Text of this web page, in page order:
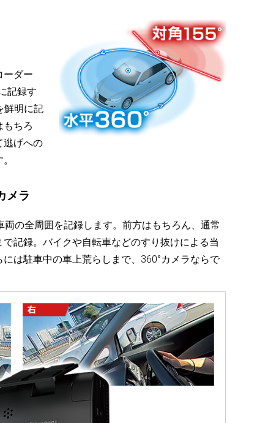
ーダー
記録す
鮮明に記
もちろ
逃げへの
メラ
の全周囲を記録します。前方はもちろん、通常
記録。バイクや自転車などのすり抜けによる当
は駐車中の車上荒らしまで、360°カメラならで